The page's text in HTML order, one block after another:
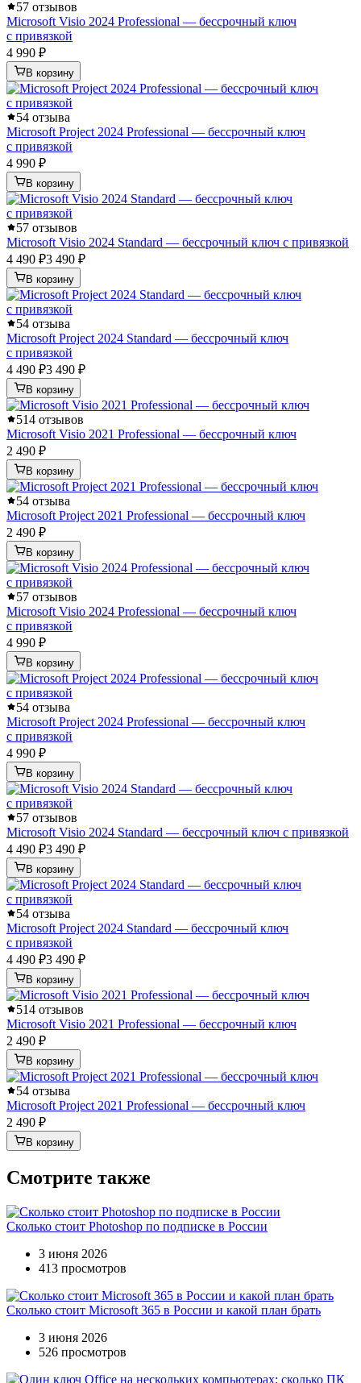
57 отзывов
Microsoft Visio 2024 Professional — бессрочный ключ
с привязкой
4 990 ₽
В корзину
54 отзыва
Microsoft Project 2024 Professional — бессрочный ключ
с привязкой
4 990 ₽
В корзину
57 отзывов
Microsoft Visio 2024 Standard — бессрочный ключ с привязкой
4 490 ₽3 490 ₽
В корзину
54 отзыва
Microsoft Project 2024 Standard — бессрочный ключ
с привязкой
4 490 ₽3 490 ₽
В корзину
514 отзывов
Microsoft Visio 2021 Professional — бессрочный ключ
2 490 ₽
В корзину
54 отзыва
Microsoft Project 2021 Professional — бессрочный ключ
2 490 ₽
В корзину
57 отзывов
Microsoft Visio 2024 Professional — бессрочный ключ
с привязкой
4 990 ₽
В корзину
54 отзыва
Microsoft Project 2024 Professional — бессрочный ключ
с привязкой
4 990 ₽
В корзину
57 отзывов
Microsoft Visio 2024 Standard — бессрочный ключ с привязкой
4 490 ₽3 490 ₽
В корзину
54 отзыва
Microsoft Project 2024 Standard — бессрочный ключ
с привязкой
4 490 ₽3 490 ₽
В корзину
514 отзывов
Microsoft Visio 2021 Professional — бессрочный ключ
2 490 ₽
В корзину
54 отзыва
Microsoft Project 2021 Professional — бессрочный ключ
2 490 ₽
В корзину
Смотрите также
Сколько стоит Photoshop по подписке в России
3 июня 2026
413 просмотров
Сколько стоит Microsoft 365 в России и какой план брать
3 июня 2026
526 просмотров